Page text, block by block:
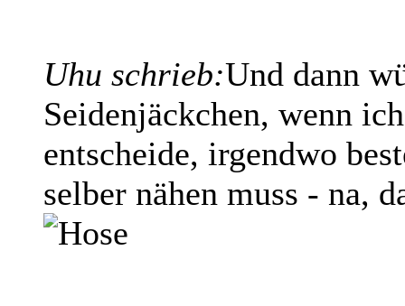
Uhu schrieb:Und dann
Seidenjäckchen, wenn
entscheide, irgendwo
selber nähen muss - na,